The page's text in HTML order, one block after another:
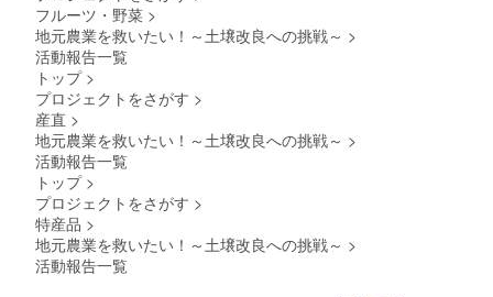
フルーツ・野菜 >
地元農業を救いたい！～土壌改良への挑戦～ >
活動報告一覧
トップ >
プロジェクトをさがす >
産直 >
地元農業を救いたい！～土壌改良への挑戦～ >
活動報告一覧
トップ >
プロジェクトをさがす >
特産品 >
地元農業を救いたい！～土壌改良への挑戦～ >
活動報告一覧